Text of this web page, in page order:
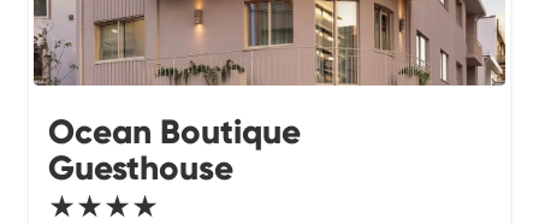
Ocean Boutique
Guesthouse
★★★★